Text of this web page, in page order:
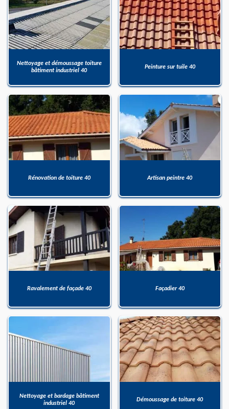
Nettoyage et démoussage toiture
bâtiment industriel 40
Peinture sur tuile 40
Rénovation de toiture 40 Artisan peintre 40
Ravalement de façade 40 Façadier 40
Nettoyage et bardage bâtiment
industriel 40
Démoussage de toiture 40